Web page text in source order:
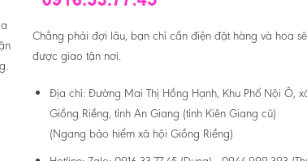
Chẳng phải đợi lâu, bạn chỉ cần điện đặt hàng và hoa sẽ
được giao tận nơi.
Địa chỉ: Đường Mai Thị Hồng Hạnh, Khu Phố Nội Ô,
Giồng Riềng, tỉnh An Giang (tỉnh Kiên Giang cũ)
(Ngang bảo hiểm xã hội Giồng Riềng)